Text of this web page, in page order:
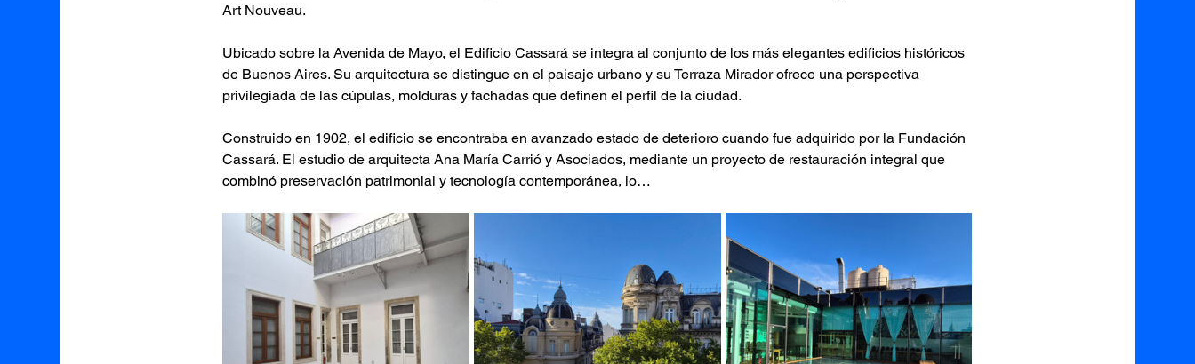
Art Nouveau.
Ubicado sobre la Avenida de Mayo, el Edificio Cassará se integra al conjunto de los más elegantes edificios históricos
de Buenos Aires. Su arquitectura se distingue en el paisaje urbano y su Terraza Mirador ofrece una perspectiva
privilegiada de las cúpulas, molduras y fachadas que definen el perfil de la ciudad.
Construido en 1902, el edificio se encontraba en avanzado estado de deterioro cuando fue adquirido por la Fundación
Cassará. El estudio de arquitecta Ana María Carrió y Asociados, mediante un proyecto de restauración integral que
combinó preservación patrimonial y tecnología contemporánea, lo…